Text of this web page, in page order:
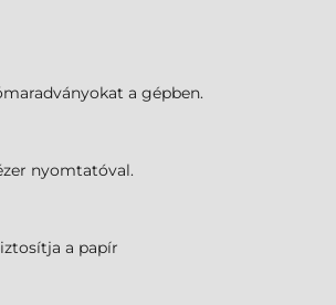
a gépben.
nyomtatóval.
a papír